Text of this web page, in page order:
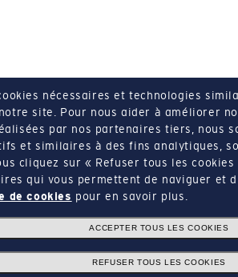
nécessaires et technologies
site. Pour nous aider à améliorer
par nos partenaires tiers, nous
et similaires à des fins analytiques,
cliquez sur « Refuser tous les
qui vous permettent de naviguer et
de cookies pour en savoir plus.
ACCEPTER TOUS LES COOKIES
REFUSER TOUS LES COOKIES